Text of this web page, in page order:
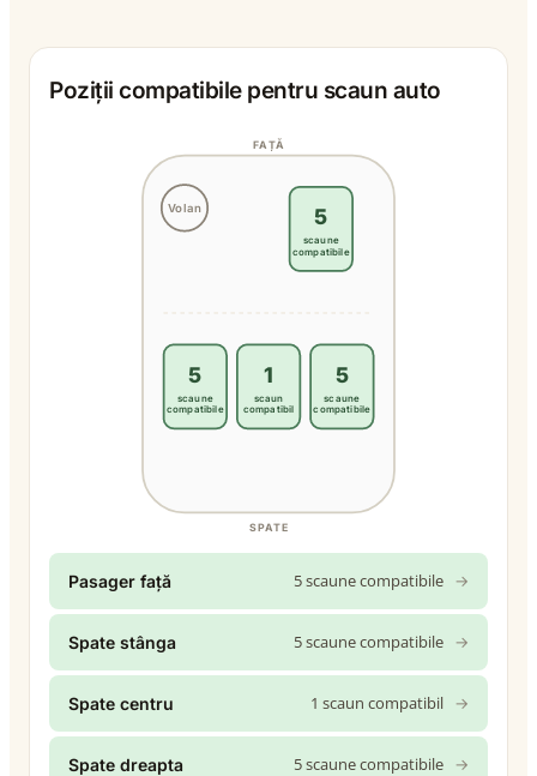
Poziții compatibile pentru scaun auto
Volan
FAȚĂ
SPATE
5
scaune
compatibile
5
scaune
compatibile
1
scaun
compatibil
5
scaune
compatibile
Pasager față 5 scaune compatibile →
Spate stânga 5 scaune compatibile →
Spate centru 1 scaun compatibil →
Spate dreapta 5 scaune compatibile →